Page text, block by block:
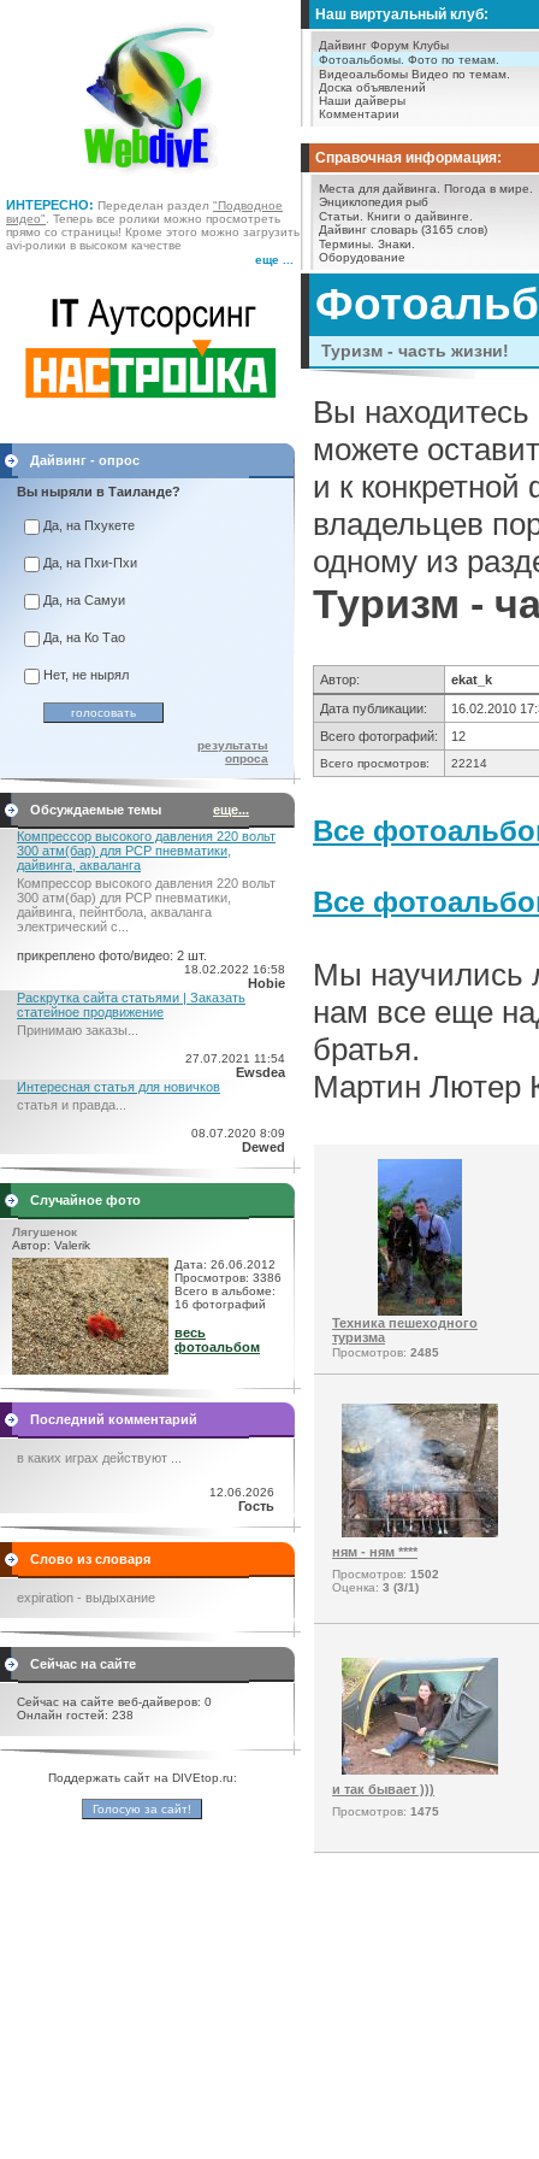
ИНТЕРЕСНО: Переделан раздел "Подводное
видео" . Теперь все ролики можно просмотреть
прямо со страницы! Кроме этого можно загрузить
avi-ролики в высоком качестве
еще ...
Наш виртуальный клуб:
Дайвинг Форум Клубы
Фотоальбомы. Фото по темам.
Видеоальбомы Видео по темам.
Доска объявлений
Наши дайверы
Комментарии
Справочная информация:
Места для дайвинга.
Погода в мире.
Энциклопедия рыб
Статьи.
Книги о дайвинге.
Дайвинг словарь (3165 слов)
Термины. Знаки.
Оборудование
Дайвинг - опрос
Вы ныряли в Таиланде?
Да, на Пхукете
Да, на Пхи-Пхи
Да, на Самуи
Да, на Ко Тао
Нет, не нырял
результаты
опроса
Обсуждаемые темы
еще...
Компрессор высокого давления 220 вольт
300 атм(бар) для PCP пневматики,
дайвинга, акваланга
Компрессор высокого давления 220 вольт
300 атм(бар) для PCP пневматики,
дайвинга, пейнтбола, акваланга
электрический c...
прикреплено фото/видео: 2 шт.
18.02.2022 16:58
Hobie
Раскрутка сайта статьями | Заказать
статейное продвижение
Принимаю заказы...
27.07.2021 11:54
Ewsdea
Интересная статья для новичков
статья и правда...
08.07.2020 8:09
Dewed
Случайное фото
Лягушенок
Автор: Valerik
Дата: 26.06.2012
Просмотров: 3386
Всего в альбоме:
16 фотографий
весь
фотоальбом
Последний комментарий
в каких играх действуют ...
12.06.2026
Гость
Слово из словаря
expiration - выдыхание
Сейчас на сайте
Сейчас на сайте веб-дайверов: 0
Онлайн гостей: 238
Поддержать сайт на DIVEtop.ru:
Туризм - часть жизни!
Вы
можете
и к
владельцев
одному из
Туризм -
Автор:
ekat_k
Дата публикации:
16.02.2010
Всего фотографий:
12
Всего просмотров: 22214
Все
Все
Мы научились
нам все еще
братья.
Мартин Лютер
Техника пешеходного
туризма
Просмотров: 2485
ням - ням ****
Просмотров: 1502
Оценка: 3 (3/1)
и так бывает )))
Просмотров: 1475